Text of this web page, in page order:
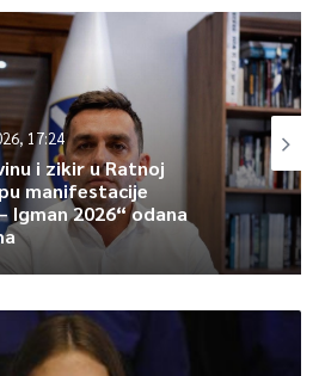
17:24
i zikir u Ratnoj
manifestacije
Igman 2026“ odana